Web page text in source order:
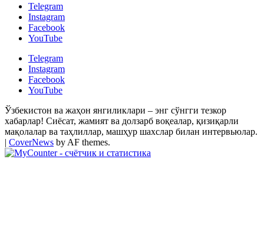
Telegram
Instagram
Facebook
YouTube
Telegram
Instagram
Facebook
YouTube
Ўзбекистон ва жаҳон янгиликлари – энг сўнгги тезкор
хабарлар! Сиёсат, жамият ва долзарб воқеалар, қизиқарли
мақолалар ва таҳлиллар, машҳур шахслар билан интервьюлар.
| CoverNews by AF themes.